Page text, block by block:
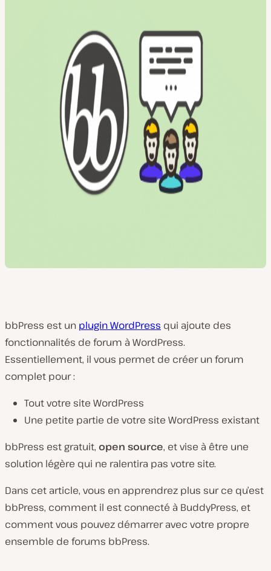
bbPress est un plugin WordPress qui ajoute des
fonctionnalités de forum à WordPress.
Essentiellement, il vous permet de créer un forum
complet pour :
Tout votre site WordPress
Une petite partie de votre site WordPress existant
bbPress est gratuit, open source, et vise à être une
solution légère qui ne ralentira pas votre site.
Dans cet article, vous en apprendrez plus sur ce qu’est
bbPress, comment il est connecté à BuddyPress, et
comment vous pouvez démarrer avec votre propre
ensemble de forums bbPress.